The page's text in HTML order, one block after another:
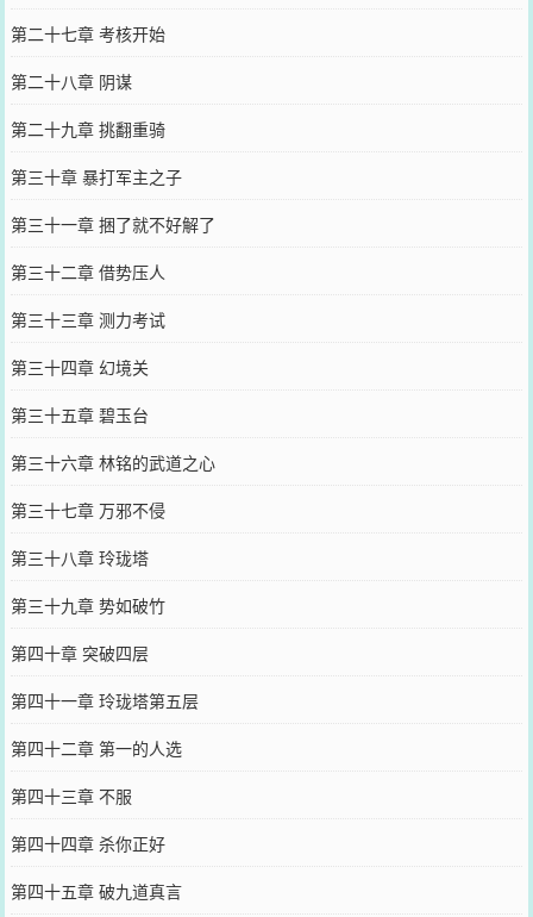
第二十七章 考核开始
第二十八章 阴谋
第二十九章 挑翻重骑
第三十章 暴打军主之子
第三十一章 捆了就不好解了
第三十二章 借势压人
第三十三章 测力考试
第三十四章 幻境关
第三十五章 碧玉台
第三十六章 林铭的武道之心
第三十七章 万邪不侵
第三十八章 玲珑塔
第三十九章 势如破竹
第四十章 突破四层
第四十一章 玲珑塔第五层
第四十二章 第一的人选
第四十三章 不服
第四十四章 杀你正好
第四十五章 破九道真言